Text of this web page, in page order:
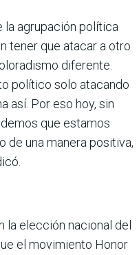
la agrupación política
tener que atacar a otro
diferente.
político solo atacando
así. Por eso hoy, sin
que estamos
de una manera positiva,
la elección nacional del
el movimiento Honor